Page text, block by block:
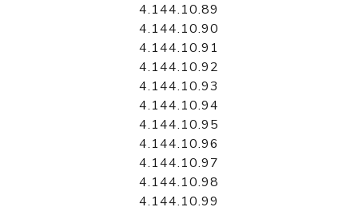
4.144.10.89
4.144.10.90
4.144.10.91
4.144.10.92
4.144.10.93
4.144.10.94
4.144.10.95
4.144.10.96
4.144.10.97
4.144.10.98
4.144.10.99